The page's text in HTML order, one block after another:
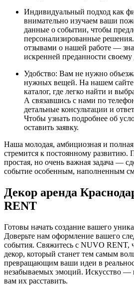
Индивидуальный подход как
внимательно изучаем ваши
данные о событии, чтобы
персонализированные
отзывами о нашей работе —
искренней преданности своему
Удобство: Вам не нужно
нужных вещей. На нашем сайте
каталог, где легко найти и
А связавшись с нами по
детальные консультации и
Чтобы узнать подробнее об
оставить заявку.
Наша молодая, амбициозная и
стремится к постоянному развитию.
простая, но очень важная задача —
событие особенным, наполненным
Декор аренда
RENT
Готовы начать создание вашего
Доверьте нам оформление вашего
события. Свяжитесь с NUVO RENT,
декор, который станет тем самым
превращающим ваши идеи в
незабываемых эмоций. Искусство —
вам их расставить.